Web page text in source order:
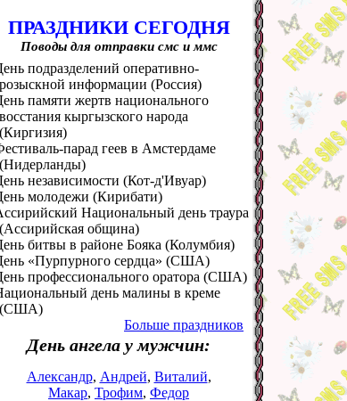
ПРАЗДНИКИ СЕГОДНЯ
Поводы для отправки смс и ммс
подразделений оперативно-
розыскной информации (Россия)
памяти жертв национального
восстания кыргызского народа
(Киргизия)
парад геев в Амстердаме
(Нидерланды)
независимости (Кот-д'Ивуар)
молодежи (Кирибати)
Национальный день траура
(Ассирийская община)
битвы в районе Бояка (Колумбия)
«Пурпурного сердца» (США)
профессионального оратора (США)
день малины в креме
(США)
Больше праздников
День ангела у мужчин:
Александр, Андрей, Виталий,
Макар, Трофим, Федор